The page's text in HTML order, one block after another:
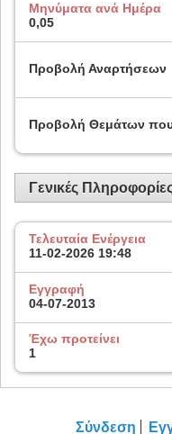
Μηνύματα ανά Ημέρα
0,05
Προβολή Αναρτήσεων
Προβολή Θεμάτων που
Γενικές
Τελευταία Ενέργεια
11-02-2026 19:48
Εγγραφή
04-07-2013
Έχω προτείνει
1
Σύνδεση